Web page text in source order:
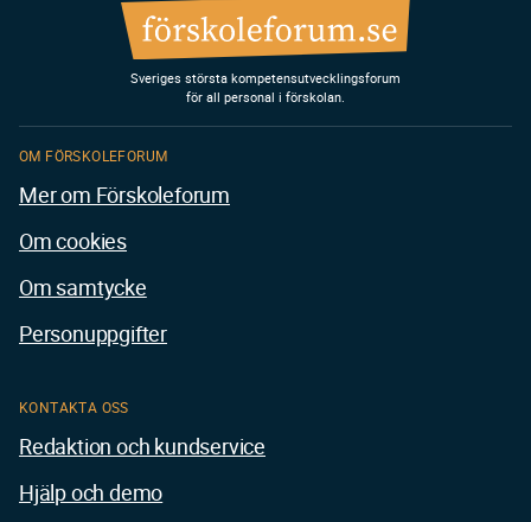
Sveriges största kompetensutvecklingsforum
för all personal i förskolan.
KONTAKTA OSS
Redaktion och kundservice
Hjälp och demo
OM FÖRSKOLEFORUM
Mer om Förskoleforum
Om cookies
Om samtycke
Personuppgifter